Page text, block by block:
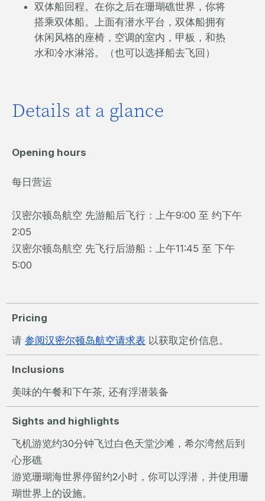
双体船回程。在你之后在珊瑚礁世界，你将
搭乘双体船。上面有潜水平台，双体船拥有
休闲风格的座椅，空调的室内，甲板，和热
水和冷水淋浴。（也可以选择船去飞回）
Details at a glance
Opening hours
每日营运
汉密尔顿岛航空 先游船后飞行：上午9:00 至 约下午
2:05
汉密尔顿岛航空 先飞行后游船：上午11:45 至 下午
5:00
Pricing
请 参阅汉密尔顿岛航空请求表 以获取定价信息。
Inclusions
美味的午餐和下午茶, 还有浮潜装备
Sights and highlights
飞机游览约30分钟飞过白色天堂沙滩，希尔湾然后到
心形礁
游览珊瑚海世界停留约2小时，你可以浮潜，并使用珊
瑚世界上的设施。